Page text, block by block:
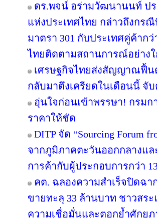
ดร.พจน์ อร่ามวัฒนานนท์ ป
แห่งประเทศไทย กล่าวถึงกร
มาตรา 301 กับประเทศคู่ค้าก
ไทยติดตามสถานการณ์อย่าง
เศรษฐกิจไทยส่งสัญญาณฟื้น
กลับมาตึงเครียดในเดือนนี้ จั
อุ่นใจก่อนเข้าพรรษา! กรม
ราคาให้ชัด
DITP จัด “Sourcing Forum
จากภูมิภาคตะวันออกกลางแล
การค้ากับผู้ประกอบการกว่า
คต. ฉลองความสำเร็จปิดฉา
ขายทะลุ 33 ล้านบาท ชาวสร
ความเชื่อมั่นและตอกย้ำศักย